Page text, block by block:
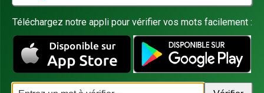
Téléchargez notre appli pour vérifier vos mots facilement :